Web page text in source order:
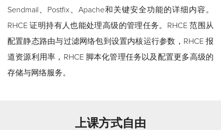
Sendmail、Postfix、Apache和关键安全功能的详细内容。
RHCE 证明持有人也能处理高级的管理任务。RHCE 范围从
配置静态路由与过滤网络包到设置内核运行参数，RHCE 报
道资源利用率，RHCE 脚本化管理任务以及配置更多高级的
存储与网络服务。
上课方式自由